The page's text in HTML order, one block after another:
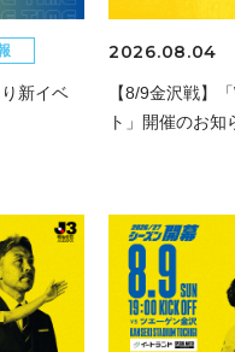
新イベ
2026.08.04
【8/9金沢戦】
ト」開催のお知